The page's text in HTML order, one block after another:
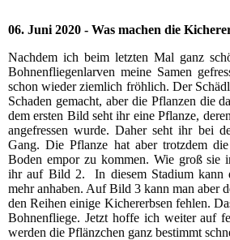
06. Juni 2020 - Was machen die
Nachdem ich beim letzten Mal ganz
Bohnenfliegenlarven meine Samen
schon wieder ziemlich fröhlich. Der
Schaden gemacht, aber die Pflanzen die
dem ersten Bild seht ihr eine Pflanze,
angefressen wurde. Daher seht ihr bei
Gang. Die Pflanze hat aber trotzdem
Boden empor zu kommen. Wie groß sie
ihr auf Bild 2. In diesem Stadium kann
mehr anhaben. Auf Bild 3 kann man aber
den Reihen einige Kichererbsen fehlen.
Bohnenfliege. Jetzt hoffe ich weiter auf
werden die Pflänzchen ganz bestimmt